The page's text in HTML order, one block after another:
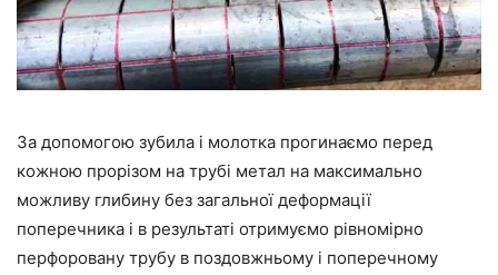
За допомогою зубила і молотка прогинаємо перед
кожною прорізом на трубі метал на максимально
можливу глибину без загальної деформації
поперечника і в результаті отримуємо рівномірно
перфоровану трубу в поздовжньому і поперечному